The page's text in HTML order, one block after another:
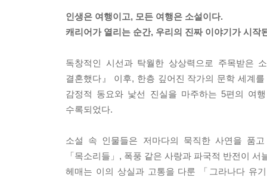
리저리 불려 다니며 놀았답니다. 어느 가족의 기
를 들어주면서 동정 섞인 박수와 함께 돈을 받았습
엄마였던 아버지도 저렇게 무릎을 꿇고 앉아 서글
--- p.67
름으로 이 세상에 로그인한 것이다.
--- p.69
인생은 여행이고, 모든 여행은 소설이다.
캐리어가 열리는 순간, 우리의 진짜 이야기가 시작
독창적인 시선과 탁월한 상상력으로 주목받은
결혼했다』 이후, 한층 깊어진 작가의 문학 세계
감정적 동요와 낯선 진실을 마주하는 5편의 여
수록되었다.
소설 속 인물들은 저마다의 묵직한 사연을 품
「목소리들」, 폭풍 같은 사랑과 파국적 반전이
헤매는 이의 상실과 고통을 다룬 「그라나다 유